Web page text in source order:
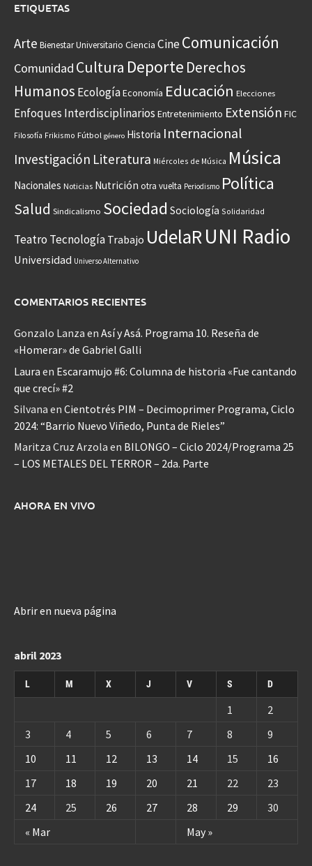
ETIQUETAS
Arte Bienestar Universitario Ciencia CineComunicación
Comunidad Cultura Deporte Derechos
Humanos EcologíaEconomía Educación Elecciones
Enfoques Interdisciplinarios Entretenimiento Extensión FIC
Filosofía Frikismo Fútbol género Historia Internacional
Investigación Literatura Miércoles de Música Música
Nacionales Noticias Nutrición otra vuelta Periodismo Política
Salud Sindicalismo Sociedad Sociología Solidaridad
Teatro Tecnología Trabajo UdelaRUNI Radio
Universidad Universo Alternativo
COMENTARIOS RECIENTES
Gonzalo Lanza en Así y Asá. Programa 10. Reseña de
«Homerar» de Gabriel Galli
Laura en Escaramujo #6: Columna de historia «Fue cantando
que crecí» #2
Silvana en Cientotrés PIM – Decimoprimer Programa, Ciclo
2024: “Barrio Nuevo Viñedo, Punta de Rieles”
Maritza Cruz Arzola en BILONGO – Ciclo 2024/Programa 25
– LOS METALES DEL TERROR – 2da. Parte
AHORA EN VIVO
Abrir en nueva página
abril 2023
L M X J V S D
« Mar May »
1
2
3
4 5 6 7 8
9
10
11 12 13 14 15
16
17
18 19 20 21 22
23
24
25 26 27 28 29 30